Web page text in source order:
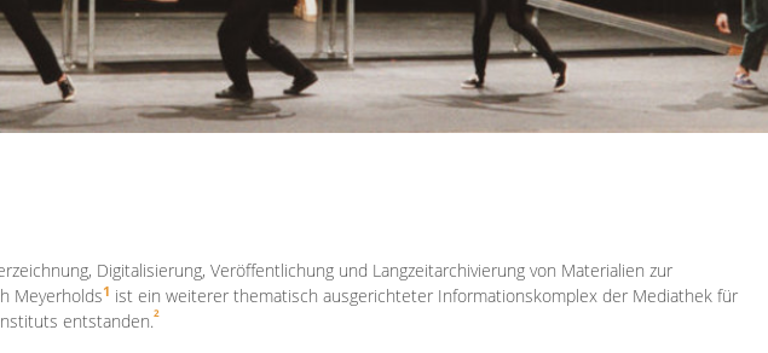
Digitalisierung, Veröffentlichung und Langzeitarchivierung von Materialien zur
Meyerholds1 ist ein weiterer thematisch ausgerichteter Informationskomplex der Mediathek für
entstanden.2